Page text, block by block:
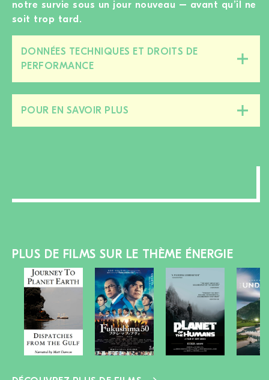
notre survie sous un jour nouveau – avant qu’il ne
soit trop tard.
DONNÉES TECHNIQUES ET DROITS DE
PERFORMANCE
POUR EN SAVOIR PLUS
cette
PLUS DE FILMS SUR LE THÈME ÉNERGIE